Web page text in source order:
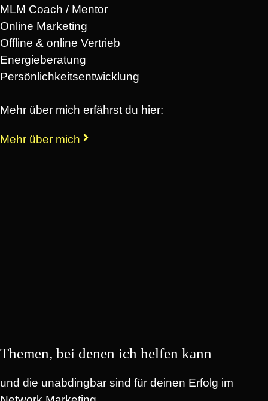
MLM Coach / Mentor
Online Marketing
Offline & online Vertrieb
Energieberatung
Persönlichkeitsentwicklung
Mehr über mich erfährst du hier:
Mehr über mich
Themen, bei denen ich helfen kann
und die unabdingbar sind für deinen Erfolg im